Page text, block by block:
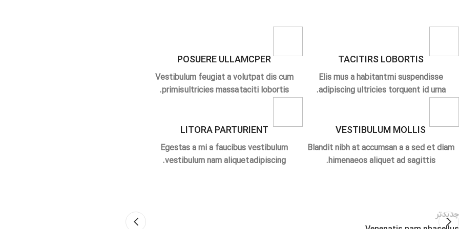
TACITIRS LOBORTIS
Elis mus a habitant mi suspendisse
adipiscing ultricies torquent id urna.
VESTIBULUM MOLLIS
Blandit nibh at accumsan a a sed et diam
himenaeos aliquet ad sagittis.
POSUERE ULLAMCPER
Vestibulum feugiat a volutpat dis cum
primis ultricies massa taciti lobortis.
LITORA PARTURIENT
Egestas a mi a faucibus vestibulum
vestibulum nam aliquet adipiscing.
جدیدتر